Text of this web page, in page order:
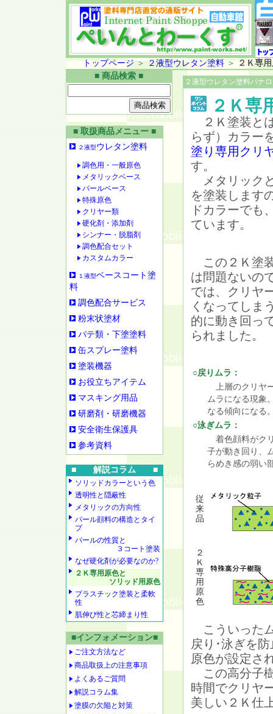
トップページ ＞ ２液型ウレタン塗料＞
２Ｋ専
■ 商品検索 ■
■ 取扱商品メニュー ■
２液型ウレタン塗料
調色用・一般原色
メタリックベース
パールベース
特殊原色
クリヤー類
硬化剤・添加剤
シンナー・脱脂剤
調色配合セット
カスタムカラー
１液型ベースコート塗
料
調色配合サービス
粉末状塗材
パテ類・下塗塗料
缶スプレー塗料
塗装機器
お役立ちアイテム
マスキング用品
研磨剤・研磨機器
安全衛生保護具
参考資料
■ 解説コラム ■
ソリッドカラーという色
透明性と隠蔽性
メタリックの方向性
パール顔料の構造とタイ
プ
パールの性質と
３コート塗装
なぜ硬化剤が必要なのか?
２Ｋ専用原色と
ソリッド用原色
プラスチック塗装と柔軟
性
肌伸び性と芯締まり性
■インフォメーション■
ご注文方法など
商品取扱上の注意事項
よくあるご質問
解説コラム集
塗膜の欠陥と対策
２液型ウレタン塗料パナ
２Ｋ専
２Ｋ塗装と
らず）カラー
塗り専用クリ
す。
メタリック
を塗装します
ドカラーでも
ています。
この２Ｋ塗
は問題ないの
では、クリヤ
くなってしま
的に動き回っ
られました。
○戻りムラ：
上層のクリヤ
ムラになる現象
なる傾向になる
○泳ぎムラ：
着色顔料がク
子が動き回り、
らめき感の弱い
従
来
品
２
Ｋ
専
用
原
色
こういった
戻り･泳ぎを
原色が設定さ
この高分子
時間でクリヤ
美しい２Ｋ仕